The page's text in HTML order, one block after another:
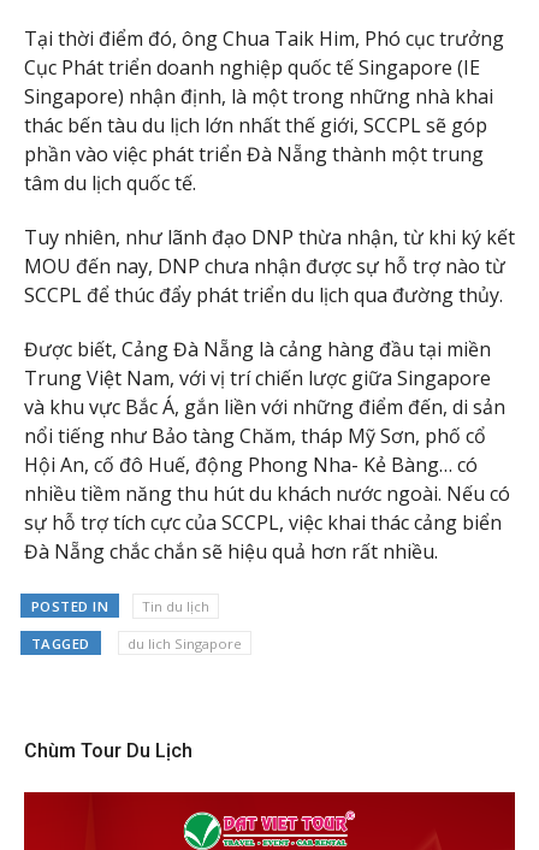
Tại thời điểm đó, ông Chua Taik Him, Phó cục trưởng
Cục Phát triển doanh nghiệp quốc tế Singapore (IE
Singapore) nhận định, là một trong những nhà khai
thác bến tàu du lịch lớn nhất thế giới, SCCPL sẽ góp
phần vào việc phát triển Đà Nẵng thành một trung
tâm du lịch quốc tế.
Tuy nhiên, như lãnh đạo DNP thừa nhận, từ khi ký kết
MOU đến nay, DNP chưa nhận được sự hỗ trợ nào từ
SCCPL để thúc đẩy phát triển du lịch qua đường thủy.
Được biết, Cảng Đà Nẵng là cảng hàng đầu tại miền
Trung Việt Nam, với vị trí chiến lược giữa Singapore
và khu vực Bắc Á, gắn liền với những điểm đến, di sản
nổi tiếng như Bảo tàng Chăm, tháp Mỹ Sơn, phố cổ
Hội An, cố đô Huế, động Phong Nha- Kẻ Bàng… có
nhiều tiềm năng thu hút du khách nước ngoài. Nếu có
sự hỗ trợ tích cực của SCCPL, việc khai thác cảng biển
Đà Nẵng chắc chắn sẽ hiệu quả hơn rất nhiều.
POSTED IN Tin du lịch
TAGGED du lich Singapore
Chùm Tour Du Lịch